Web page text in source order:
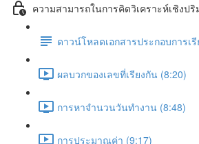
ความสามารถในการคิดวิเคราะห์เชิง
ดาวน์โหลดเอกสารประกอบการเ
ผลบวกของเลขที่เรียงกัน (8:20)
การหาจำนวนวันทำงาน (8:48)
การประมาณค่า (9:17)